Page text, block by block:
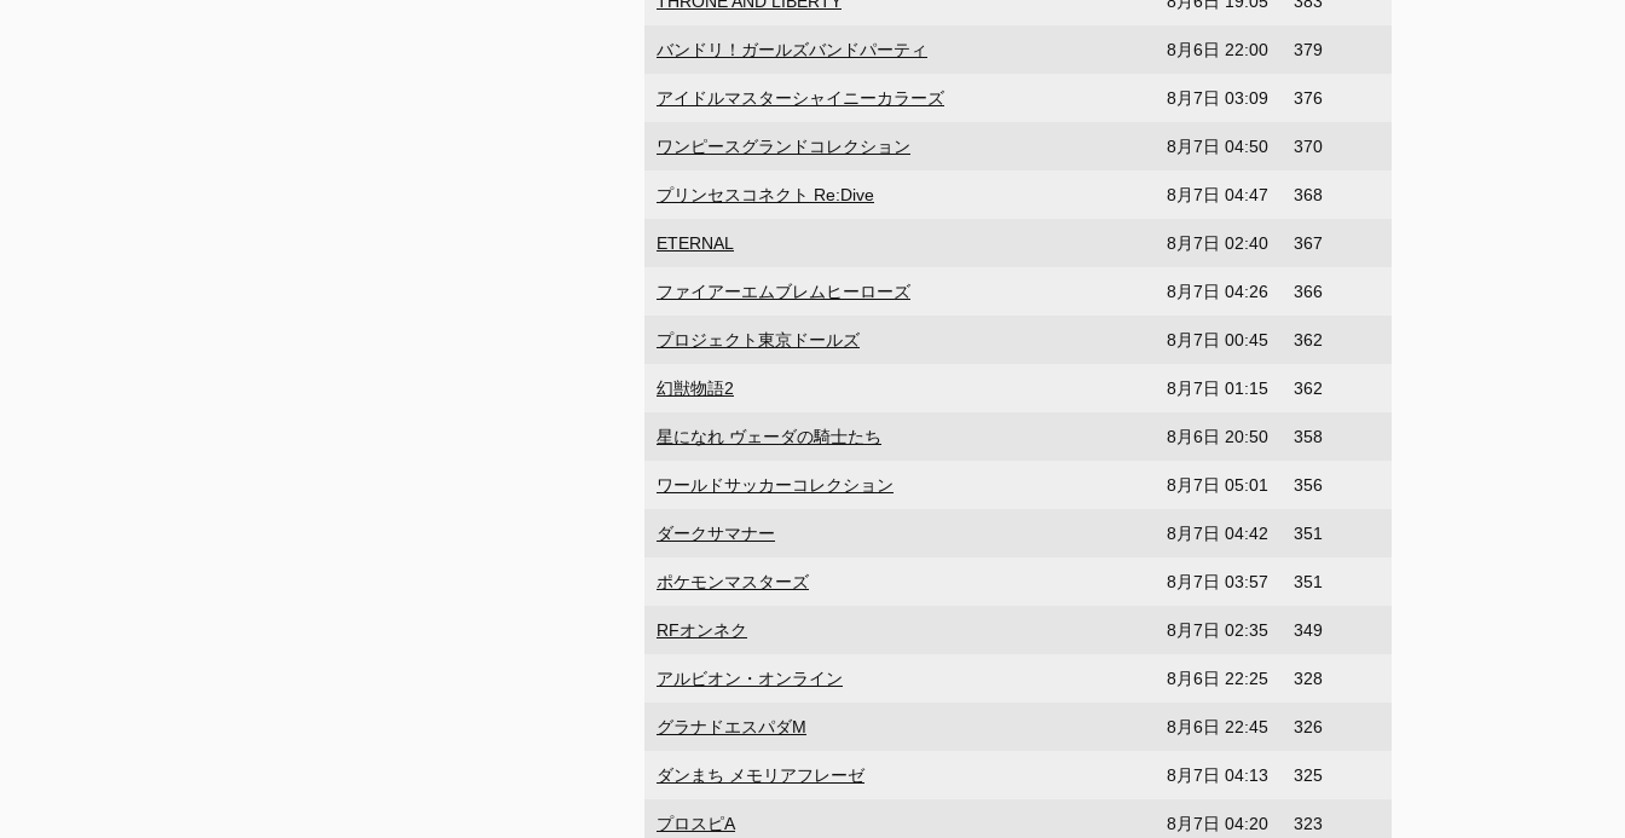
バンドリ！ガールズバンドパーティ 8月6日 22:00 379
アイドルマスターシャイニーカラーズ 8月7日 03:09 376
ワンピースグランドコレクション 8月7日 04:50 370
プリンセスコネクト Re:Dive 8月7日 04:47 368
ETERNAL 8月7日 02:40 367
ファイアーエムブレムヒーローズ 8月7日 04:26 366
プロジェクト東京ドールズ 8月7日 00:45 362
幻獣物語2 8月7日 01:15 362
星になれ ヴェーダの騎士たち 8月6日 20:50 358
ワールドサッカーコレクション 8月7日 05:01 356
ダークサマナー 8月7日 04:42 351
ポケモンマスターズ 8月7日 03:57 351
RFオンネク 8月7日 02:35 349
アルビオン・オンライン 8月6日 22:25 328
グラナドエスパダM 8月6日 22:45 326
ダンまち メモリアフレーゼ 8月7日 04:13 325
プロスピA 8月7日 04:20 323